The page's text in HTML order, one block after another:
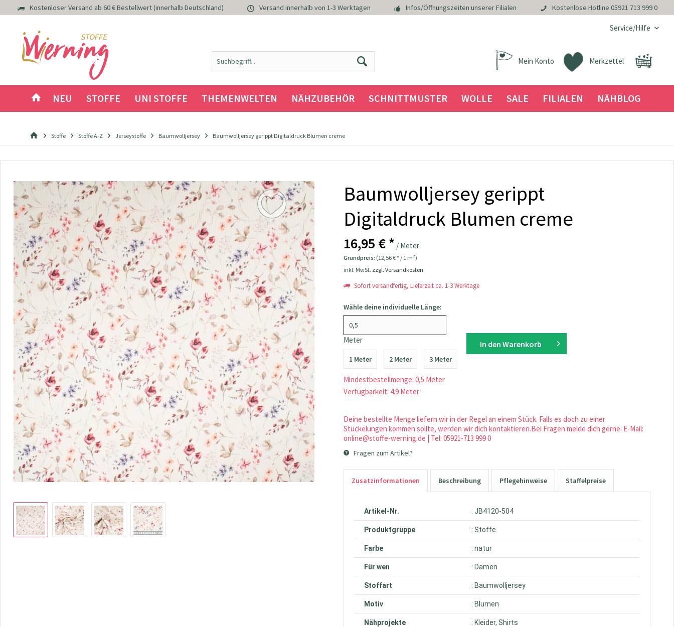
Kostenloser Versand ab 60 € Bestellwert (innerhalb Deutschland) Versand innerhalb von 1-3 Werktagen Infos/Öffnungszeiten unserer Filialen Kostenlose Hotline 05921 713 999 0
Service/Hilfe
Merkzettel
Mein Konto
NEU STOFFE UNI STOFFE THEMENWELTEN NÄHZUBEHÖR SCHNITTMUSTER WOLLE SALE FILIALEN NÄHBLOG
Stoffe Stoffe A-Z Jerseystoffe Baumwolljersey Baumwolljersey gerippt Digitaldruck Blumen creme
Baumwolljersey gerippt
Digitaldruck Blumen creme
16,95 € * / Meter
Grundpreis: (12,56 € * / 1 m²)
inkl. MwSt. zzgl. Versandkosten
Sofort versandfertig, Lieferzeit ca. 1-3 Werktage
Wähle deine individuelle Länge:
Meter
1 Meter 2 Meter 3 Meter
Mindestbestellmenge: 0,5 Meter
Verfügbarkeit: 4.9 Meter
In den Warenkorb
Deine bestellte Menge liefern wir in der Regel an einem Stück. Falls es doch zu einer
Stückelungen kommen sollte, werden wir dich kontaktieren.Bei Fragen melde dich gerne: E-Mail:
online@stoffe-werning.de | Tel: 05921-713 999 0
Fragen zum Artikel?
Zusatzinformationen Beschreibung Pflegehinweise Staffelpreise
Artikel-Nr. : JB4120-504
Produktgruppe : Stoffe
Farbe : natur
Für wen : Damen
Stoffart : Baumwolljersey
Motiv : Blumen
Nähprojekte : Kleider, Shirts